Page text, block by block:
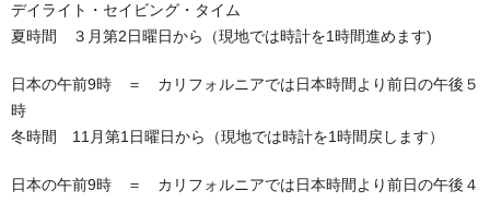
デイライト・セイビング・タイム
夏時間 ３月第2日曜日から（現地では時計を1時間進めます)
日本の午前9時 ＝ カリフォルニアでは日本時間より前日の午後５
時
冬時間 11月第1日曜日から（現地では時計を1時間戻します）
日本の午前9時 ＝ カリフォルニアでは日本時間より前日の午後４